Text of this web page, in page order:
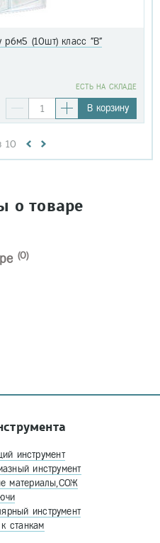
(10шт) класс "В"
EСТЬ НА СКЛАДЕ
В корзину
10
о товаре
(0)
инструмент
инструмент
материалы,СОЖ
инструмент
станкам